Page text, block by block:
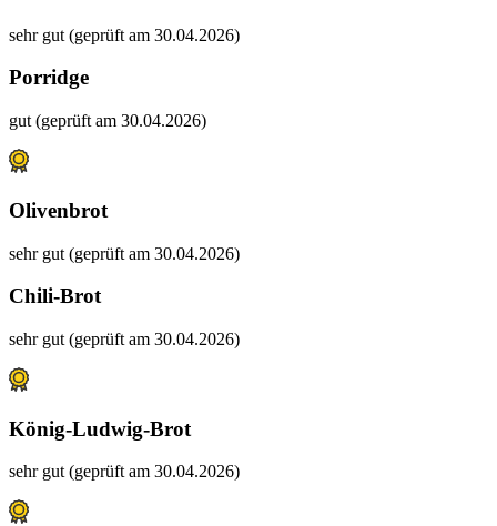
sehr gut (geprüft am 30.04.2026)
Porridge
gut (geprüft am 30.04.2026)
Olivenbrot
sehr gut (geprüft am 30.04.2026)
Chili-Brot
sehr gut (geprüft am 30.04.2026)
König-Ludwig-Brot
sehr gut (geprüft am 30.04.2026)